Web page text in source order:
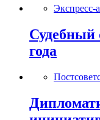
Экспресс-
Судебный
года